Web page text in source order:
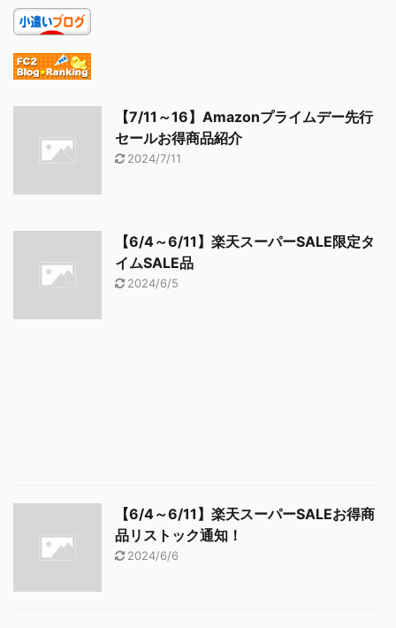
【7/11～16】Amazonプライムデー先行
セールお得商品紹介
2024/7/11
【6/4～6/11】楽天スーパーSALE限定タ
イムSALE品
2024/6/5
【6/4～6/11】楽天スーパーSALEお得商
品リストック通知！
2024/6/6